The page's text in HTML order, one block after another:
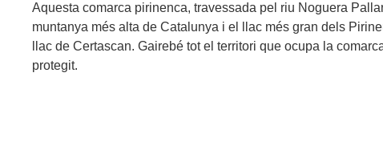
Aquesta comarca pirinenca, travessada pel riu Noguera
muntanya més alta de Catalunya i el llac més gran dels
llac de Certascan. Gairebé tot el territori que ocupa la
protegit.